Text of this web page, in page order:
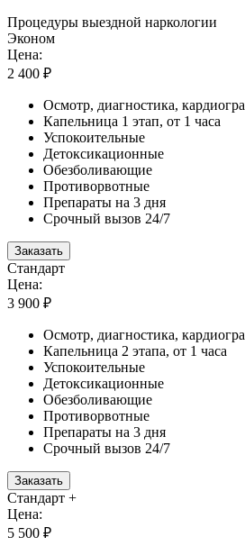
Процедуры выездной наркологии
Эконом
Цена:
2 400 ₽
Осмотр, диагностика,
Капельница 1 этап, от 1 часа
Успокоительные
Детоксикационные
Обезболивающие
Противорвотные
Препараты на 3 дня
Срочный вызов 24/7
Заказать
Стандарт
Цена:
3 900 ₽
Осмотр, диагностика,
Капельница 2 этапа, от 1 часа
Успокоительные
Детоксикационные
Обезболивающие
Противорвотные
Препараты на 3 дня
Срочный вызов 24/7
Заказать
Стандарт +
Цена:
5 500 ₽